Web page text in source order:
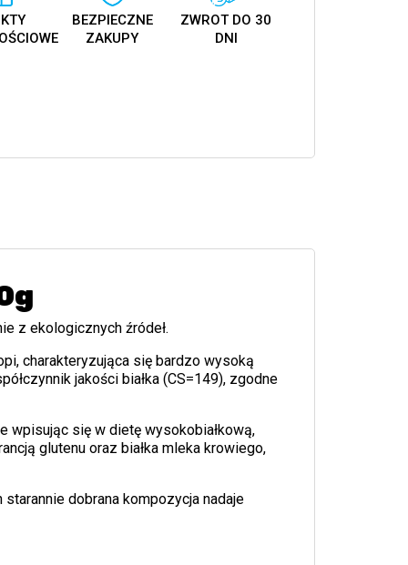
BEZPIECZNE
ZAKUPY
ZWROT DO 30
DNI
z ekologicznych źródeł.
charakteryzująca się bardzo wysoką
jakości białka (CS=149), zgodne
wpisując się w dietę wysokobiałkową,
glutenu oraz białka mleka krowiego,
dobrana kompozycja nadaje